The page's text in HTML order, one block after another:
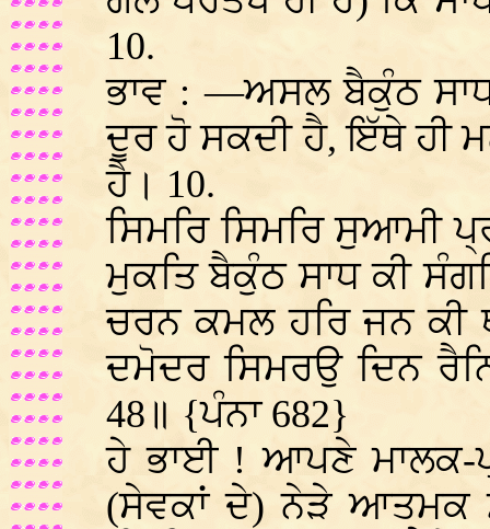
10.
ਭਾਵ : —ਅਸਲ ਬੈਕੁੰਠ
ਦੂਰ ਹੋ ਸਕਦੀ ਹੈ, ਇੱਥੇ ਹੀ
ਹੈ। 10.
ਸਿਮਰਿ ਸਿਮਰਿ ਸੁਆਮੀ
ਮੁਕਤਿ ਬੈਕੁੰਠ ਸਾਧ ਕੀ
ਚਰਨ ਕਮਲ ਹਰਿ ਜਨ ਕੀ
ਦਮੋਦਰ ਸਿਮਰਉ ਦਿਨ
48॥ {ਪੰਨਾ 682}
ਹੇ ਭਾਈ ! ਆਪਣੇ ਮਾਲਕ-
(ਸੇਵਕਾਂ ਦੇ) ਨੇੜੇ ਆਤਮਕ